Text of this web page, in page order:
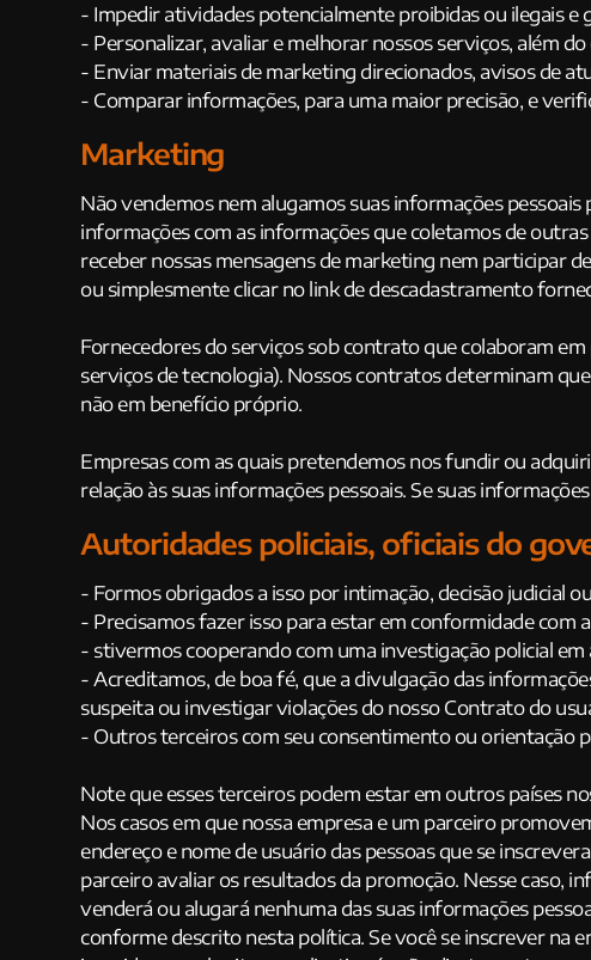
- Impedir atividades potencialmente proibidas ou ilegais
- Personalizar, avaliar e melhorar nossos serviços, além
- Enviar materiais de marketing direcionados, avisos de
- Comparar informações, para uma maior precisão, e
Marketing
Não vendemos nem alugamos suas informações
informações com as informações que coletamos de
receber nossas mensagens de marketing nem participar
ou simplesmente clicar no link de descadastramento
Fornecedores do serviços sob contrato que colaboram
serviços de tecnologia). Nossos contratos determinam
não em benefício próprio.
Empresas com as quais pretendemos nos fundir ou
relação às suas informações pessoais. Se suas
Autoridades policiais, oficiais do
- Formos obrigados a isso por intimação, decisão judicial
- Precisamos fazer isso para estar em conformidade com
- stivermos cooperando com uma investigação policial
- Acreditamos, de boa fé, que a divulgação das
suspeita ou investigar violações do nosso Contrato do
- Outros terceiros com seu consentimento ou orientação
Note que esses terceiros podem estar em outros países
Nos casos em que nossa empresa e um parceiro
endereço e nome de usuário das pessoas que se
parceiro avaliar os resultados da promoção. Nesse caso,
venderá ou alugará nenhuma das suas informações
conforme descrito nesta política. Se você se inscrever na